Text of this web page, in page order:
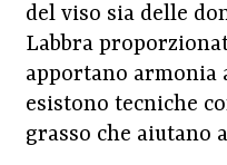
del viso sia delle
Labbra
apportano armonia
esistono tecniche
grasso che aiutano